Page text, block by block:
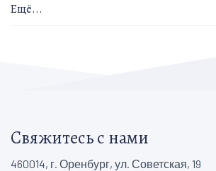
Ещё...
Свяжитесь с нами
460014, г. Оренбург, ул. Советская, 19